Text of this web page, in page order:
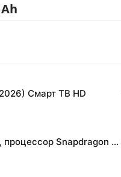
Смарт ТВ HD
Планшет HONOR MagicPad3 Wi-Fi, 13,3", процессор Snapdragon 8, 16ГБ/512ГБ, EU